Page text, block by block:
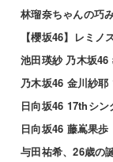
乃木坂46 金川紗耶
日向坂46 17thシ
与田祐希、26歳の